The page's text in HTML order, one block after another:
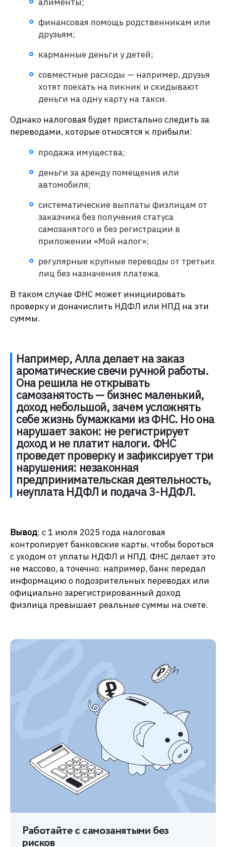
алименты;
финансовая помощь родственникам или
друзьям;
карманные деньги у детей;
совместные расходы — например, друзья
хотят поехать на пикник и скидывают
деньги на одну карту на такси.
Однако налоговая будет пристально следить за
переводами, которые относятся к прибыли:
продажа имущества;
деньги за аренду помещения или
автомобиля;
систематические выплаты физлицам от
заказчика без получения статуса
самозанятого и без регистрации в
приложении «Мой налог»;
регулярные крупные переводы от третьих
лиц без назначения платежа.
В таком случае ФНС может инициировать
проверку и доначислить НДФЛ или НПД на эти
суммы.
Например, Алла делает на заказ
ароматические свечи ручной работы.
Она решила не открывать
самозанятость — бизнес маленький,
доход небольшой, зачем усложнять
себе жизнь бумажками из ФНС. Но она
нарушает закон: не регистрирует
доход и не платит налоги. ФНС
проведет проверку и зафиксирует три
нарушения: незаконная
предпринимательская деятельность,
неуплата НДФЛ и подача 3-НДФЛ.
Вывод: с 1 июля 2025 года налоговая
контролирует банковские карты, чтобы бороться
с уходом от уплаты НДФЛ и НПД. ФНС делает это
не массово, а точечно: например, банк передал
информацию о подозрительных переводах или
официально зарегистрированный доход
физлица превышает реальные суммы на счете.